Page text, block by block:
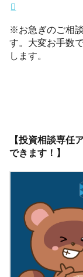
※お急ぎのご相
す。大変お手数
します。
【投資相談専任
できます！】